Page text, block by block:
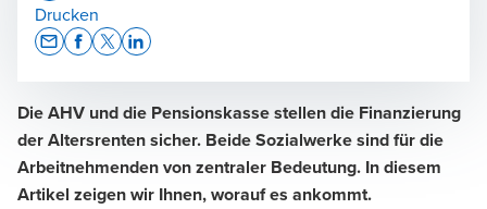
Die AHV und die Pensionskasse stellen die Finanzierung
der Altersrenten sicher. Beide Sozialwerke sind für die
Arbeitnehmenden von zentraler Bedeutung. In diesem
Artikel zeigen wir Ihnen, worauf es ankommt.
Hanspeter Baumann
Dipl. Treuhandexperte, Liestal
Drucken